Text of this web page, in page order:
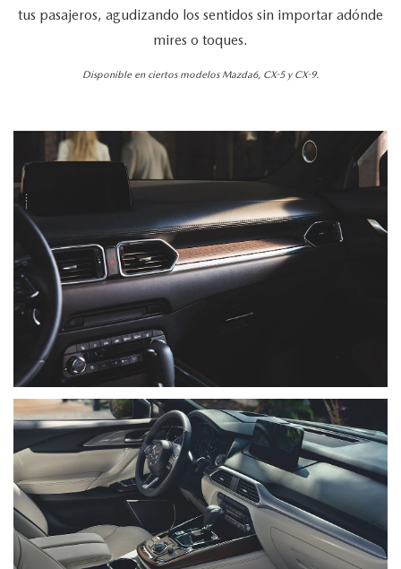
tus pasajeros, agudizando los sentidos sin importar adónde
mires o toques.
Disponible en ciertos modelos Mazda6, CX-5 y CX-9.